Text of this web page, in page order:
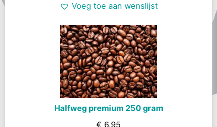
Voeg toe aan wenslijst
Halfweg premium 250 gram
€ 6,95